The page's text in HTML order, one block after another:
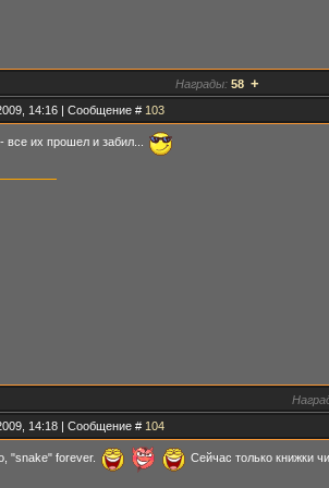
Награды: 58 +
14:16 | Сообщение # 103
все их прошел и забил...
14:18 | Сообщение # 104
"snake" forever. Сейчас только книжки